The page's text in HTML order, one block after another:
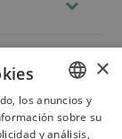
POLISH
×
los anuncios y
sobre su
y análisis,